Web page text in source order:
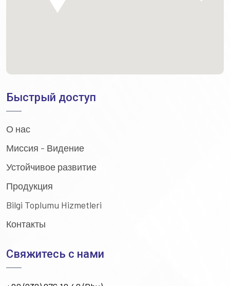
Быстрый доступ
О нас
Миссия - Видение
Устойчивое развитие
Продукция
Bilgi Toplumu Hizmetleri
Контакты
Свяжитесь с нами